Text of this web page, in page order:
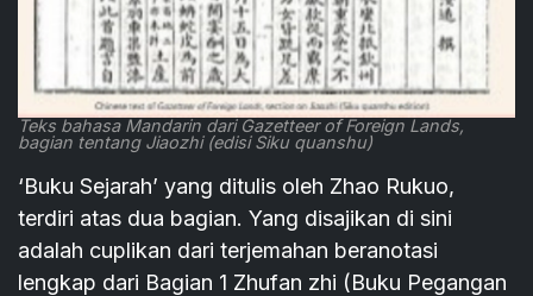
Teks bahasa Mandarin dari Gazetteer of Foreign Lands,
bagian tentang Jiaozhi (edisi Siku quanshu)
‘Buku Sejarah’ yang ditulis oleh Zhao Rukuo,
terdiri atas dua bagian. Yang disajikan di sini
adalah cuplikan dari terjemahan beranotasi
lengkap dari Bagian 1 Zhufan zhi (Buku Pegangan